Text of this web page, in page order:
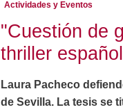
Actividades y Eventos
"Cuestión de
thriller
Laura Pacheco
de Sevilla. La tesis se